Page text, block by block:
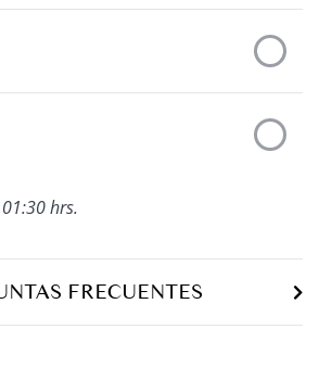
01:30 hrs.
FRECUENTES